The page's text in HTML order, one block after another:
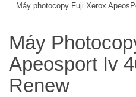
Máy photocopy Fuji Xerox
Máy
Apeosport Iv
Renew